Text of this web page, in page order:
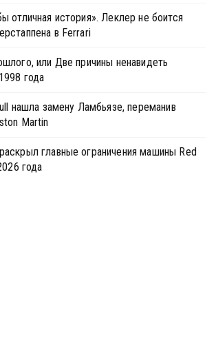
отличная история». Леклер не боится
в Ferrari
или Две причины ненавидеть
года
нашла замену Ламбьязе, переманив
Martin
главные ограничения машины Red
года